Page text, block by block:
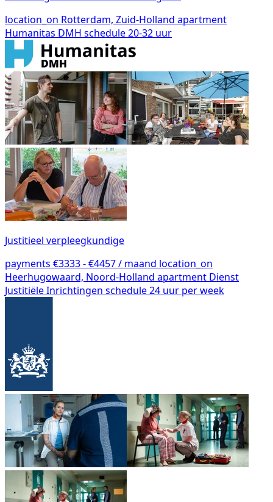
location_on Rotterdam, Zuid-Holland apartment
Humanitas DMH schedule20-32 uur
Justitieel verpleegkundige
payments €3333 - €4457 / maand location_on
Heerhugowaard, Noord-Holland apartment Dienst
Justitiële Inrichtingen schedule24 uur per week